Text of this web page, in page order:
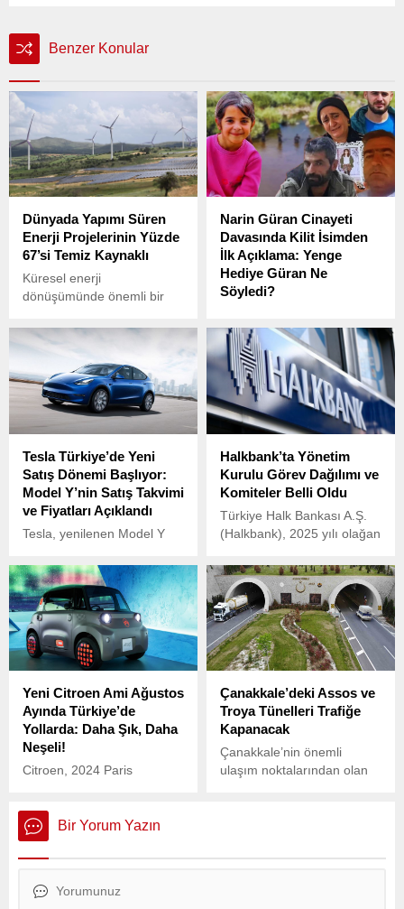
Benzer Konular
Dünyada Yapımı Süren
Enerji Projelerinin Yüzde
67’si Temiz Kaynaklı
Küresel enerji
dönüşümünde önemli bir
süren enerji projelerinin
büyük çoğunluğunu temiz
enerji kaynakları
oluşturuyor.
Narin Güran Cinayeti
Davasında Kilit İsimden
İlk Açıklama: Yenge
Hediye Güran Ne
Söyledi?
kaybolduktan sonra cansız
bedeni bulunan 8 yaşındaki
Narin Güran’ın cinayetiyle
ilgili soruşturma devam
ediyor.
Tesla Türkiye’de Yeni
Satış Dönemi Başlıyor:
Model Y’nin Satış Takvimi
ve Fiyatları Açıklandı
Tesla, yenilenen Model Y
geri dönüyor. Kısa menzilli
(Standard Range) ve uzun
menzilli (Long Range)
versiyonlar için yeni stok
tarihleri ve satış detayları
belli oldu.
Halkbank’ta Yönetim
Kurulu Görev Dağılımı ve
Komiteler Belli Oldu
Türkiye Halk Bankası A.Ş.
(Halkbank), 2025 yılı olağan
ardından yönetim kurulu
görev dağılımı ve
komitelerdeki yeni
yapılanmayı Kamuyu
Aydınlatma Platformu (KAP)
aracılığıyla duyurdu.
Yeni Citroen Ami Ağustos
Ayında Türkiye’de
Yollarda: Daha Şık, Daha
Neşeli!
Citroen, 2024 Paris
Türkiye’de satışa sunmaya
hazırlanıyor.
Çanakkale’deki Assos ve
Troya Tünelleri Trafiğe
Kapanacak
Çanakkale’nin önemli
ulaşım noktalarından olan
Bir Yorum Yazın